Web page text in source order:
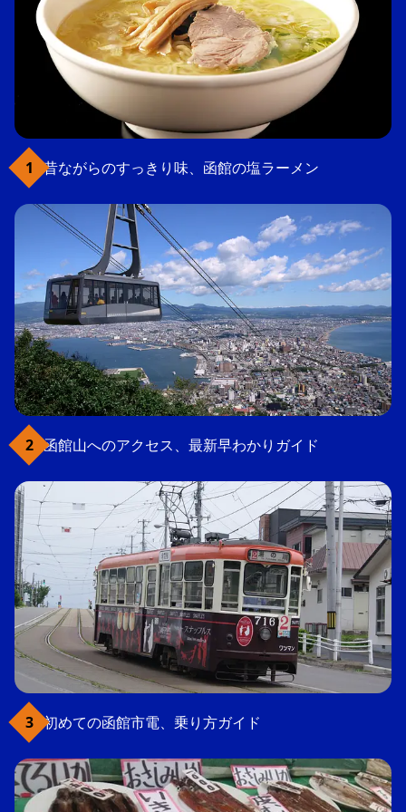
昔ながらのすっきり味、函館の塩ラーメン
函館山へのアクセス、最新早わかりガイド
初めての函館市電、乗り方ガイド